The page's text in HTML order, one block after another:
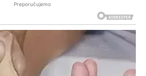
Preporučujemo